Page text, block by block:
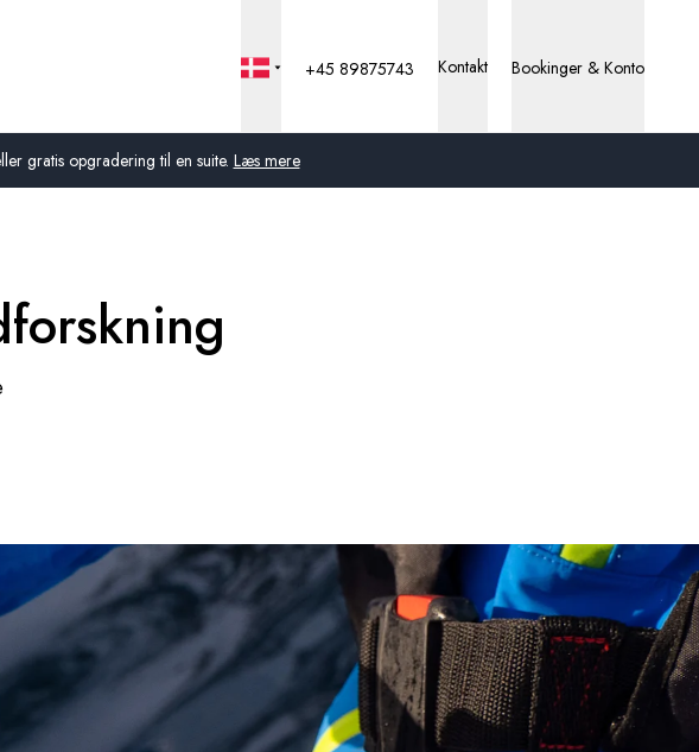
gratis opgradering til en suite. Læs mere
Frankrig
Sverige
Danmark
Norge
+45 89875743 Kontakt Bookinger & Konto